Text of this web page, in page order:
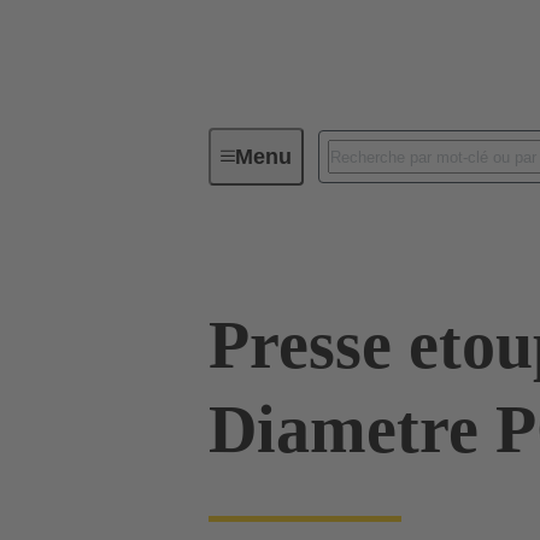
MenuConnecteurs industriels / Han®
Presse
Diametre